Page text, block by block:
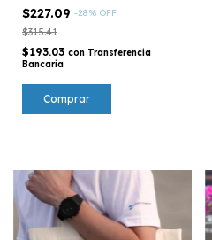
$227.09 -28% OFF
$315.41
$193.03 con Transferencia
Bancaria